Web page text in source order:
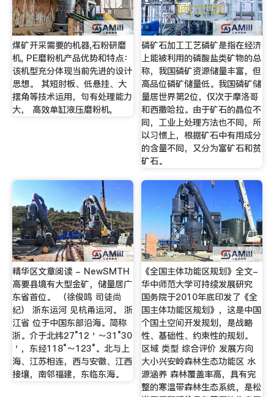
煤矿开采需要的机器,石粉研磨
机, PE磨粉机产品优势和特点：
该机型充分体现当前先进的设计
思想。 其短肘板、低悬挂、大
摆角等技术运用，句有处理能力
大， 高效单缸液压磨粉机,
磷矿石加工工艺磷矿是指在经济
上能被利用的磷酸盐类矿物的总
称，我国磷矿资源储量丰富，但
高品位磷矿储量低。我国磷矿储
量居世界第2位，仅次于摩洛哥
和西撒哈拉。由于矿石的晶位不
同，工业上处理方法也不同，所
以习惯上，根据矿石中有用成分
的含量不同，又分为富矿石和贫
矿石。
精华区文章阅读 - NewSMTH
高要县境有大型金矿，储量居广
东省首位。 （徐俊鸣 司徒尚
纪） 浙东运河 见杭甬运河。 浙
江省 位于中国东部沿海。简称
浙。介于北纬27°12＇～31°30
＇，东经118°～123°。北与上
海、江苏相连，西与安徽、江西
接壤，南邻福建，东临东海。
《全国主体功能区规划》全文-
华中师范大学可持续发展研究
国务院于2010年底印发了《全
国主体功能区规划》，这是中国
个国土空间开发规划，是战略
性、基础性、约束性的规划。
区域 类型 综合评价 发展方向
大小兴安岭森林生态功能区 水
源涵养 森林覆盖率高，具有完
整的寒温带森林生态系统，是松